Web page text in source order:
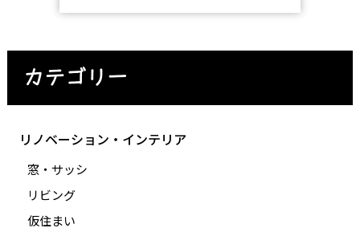
カテゴリー
リノベーション・インテリア
窓・サッシ
リビング
仮住まい